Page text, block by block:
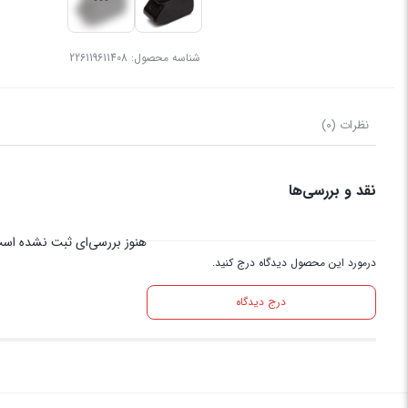
شناسه محصول:226119611408
نظرات (0)
نقد و بررسی‌ها
درمورد این محصول دیدگاه درج کنید.
درج دیدگاه
هنوز بررسی‌ای ثبت نشده